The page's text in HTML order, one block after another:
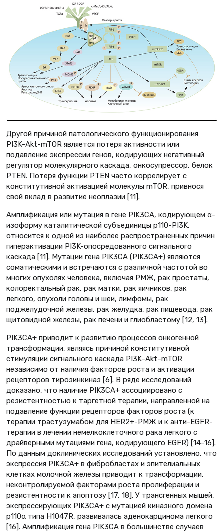
Другой причиной патологического функционирования
PI3K-Akt-mTOR является потеря активности или
подавление экспрессии генов, кодирующих негативный
регулятор молекулярного каскада, онкосупрессор, белок
PTEN. Потеря функции PTEN часто коррелирует с
конститутивной активацией молекулы mTOR, привнося
свой вклад в развитие неоплазии [11].
Амплификация или мутация в гене PIK3CA, кодирующем α-
изоформу каталитической субъединицы р110-PI3K,
относится к одной из наиболее распространенных причин
гиперактивации PI3K-опосредованного сигнального
каскада [11]. Мутации гена PIK3CA (PIK3CA+) являются
соматическими и встречаются с различной частотой во
многих опухолях человека, включая РМЖ, рак простаты,
колоректальный рак, рак матки, рак яичников, рак
легкого, опухоли головы и шеи, лимфомы, рак
поджелудочной железы, рак желудка, рак пищевода, рак
щитовидной железы, рак печени и глиобластому [12, 13].
PIK3CA+ приводит к развитию процессов онкогенной
трансформации, являясь причиной конститутивной
стимуляции сигнального каскада PI3K–Akt–mTOR
независимо от наличия факторов роста и активации
рецепторов тирозинкиназ [6]. В ряде исследований
доказано, что наличие PIK3CA+ ассоциировано с
резистентностью к таргетной терапии, направленной на
подавление функции рецепторов факторов роста (к
терапии трастузумабом для HER2+-РМЖ и к анти-EGFR-
терапии в лечении немелкоклеточного рака легкого с
драйверными мутациями гена, кодирующего EGFR) [14–16].
По данным доклинических исследований установлено, что
экспрессия PIK3CA+ в фибробластах и эпителиальных
клетках молочной железы приводит к трансформации,
неконтролируемой факторами роста пролиферации и
резистентности к апоптозу [17, 18]. У трансгенных мышей,
экспрессирующих PIK3CA+ с мутацией киназного домена
р110α типа H1047R, развивалась аденокарцинома легкого
[16]. Амплификация гена PIK3CA в большинстве случаев